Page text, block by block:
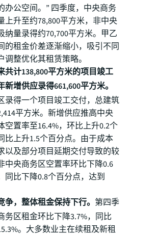
办公空间。” 四季度，中央商务
上升至约78,800平方米，非中央
纳量录得约70,700平方米。甲乙
的租金价差逐渐缩小，吸引不同
调整优化其租赁策略。
共计138,800平方米的项目竣工
新增供应录得661,600平方米。
录得一个项目竣工交付，总建筑
平方米。新增供应推高中央
空置率至16.4%，环比上升0.2个
比上升1.5个百分点。由于成本
以及部分项目延期交付导致的较
中央商务区空置率环比下降0.6
同比下降0.8个百分点，达到
争，整体租金保持下行。 第四季
务区租金环比下降3.7%，同比
。大多数业主在续租及新租